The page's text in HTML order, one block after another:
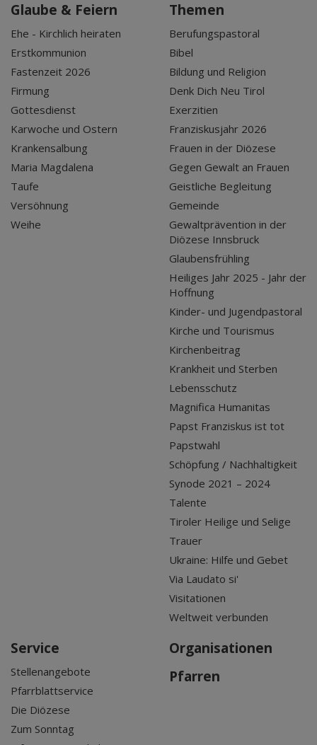
Glaube & Feiern
Ehe - Kirchlich heiraten
Erstkommunion
Fastenzeit 2026
Firmung
Gottesdienst
Karwoche und Ostern
Krankensalbung
Maria Magdalena
Taufe
Versöhnung
Weihe
Themen
Berufungspastoral
Bibel
Bildung und Religion
Denk Dich Neu Tirol
Exerzitien
Franziskusjahr 2026
Frauen in der Diözese
Gegen Gewalt an Frauen
Geistliche Begleitung
Gemeinde
Gewaltprävention in der
Diözese Innsbruck
Glaubensfrühling
Heiliges Jahr 2025 - Jahr der
Hoffnung
Kinder- und Jugendpastoral
Kirche und Tourismus
Kirchenbeitrag
Krankheit und Sterben
Lebensschutz
Magnifica Humanitas
Papst Franziskus ist tot
Papstwahl
Schöpfung / Nachhaltigkeit
Synode 2021 – 2024
Talente
Tiroler Heilige und Selige
Trauer
Ukraine: Hilfe und Gebet
Via Laudato si'
Visitationen
Weltweit verbunden
Service
Stellenangebote
Pfarrblattservice
Die Diözese
Zum Sonntag
Organisationen
Pfarren